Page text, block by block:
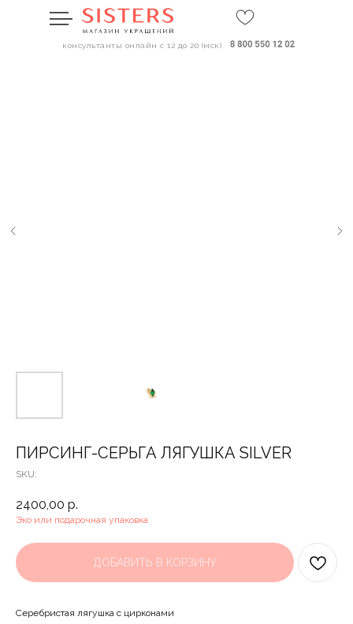
консультанты онлайн с 12 до 20 (мск)
ПИРСИНГ-СЕРЬГА ЛЯГУШКА SILVER
SKU:
2400,00 р.
Эко или подарочная упаковка
ДОБАВИТЬ В КОРЗИНУ
Серебристая лягушка с цирконами